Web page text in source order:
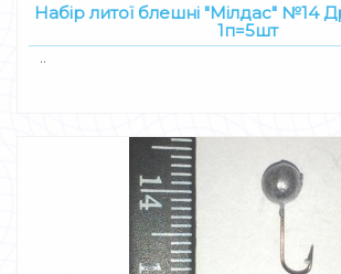
Набір литої блешні "Мілдас" №14
1п=5шт
..